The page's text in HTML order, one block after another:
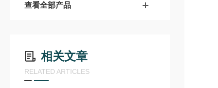
查看全部产品
相关文章
RELATED ARTICLES